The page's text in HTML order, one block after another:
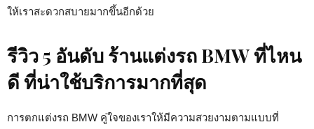
ให้เราสะดวกสบายมากขึ้นอีกด้วย
รีวิว 5 อันดับ ร้านแต่งรถ BMW ที่ไหน
ดี ที่น่าใช้บริการมากที่สุด
การตกแต่งรถ BMW คู่ใจของเราให้มีความสวยงามตามแบบที่